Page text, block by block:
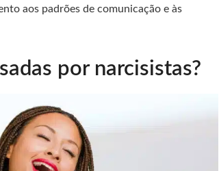
aos padrões de comunicação e às
por narcisistas?